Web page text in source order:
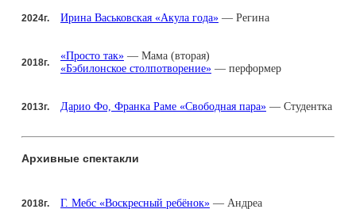
2024г. Ирина Васьковская «Акула года» — Регина
2018г.
«Просто так» — Мама (вторая)
«Бэбилонское столпотворение» — перформер
2013г. Дарио Фо, Франка Раме «Свободная пара» — Студентка
Архивные спектакли
2018г. Г. Мебс «Воскресный ребёнок» — Андреа